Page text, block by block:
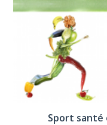
Sport